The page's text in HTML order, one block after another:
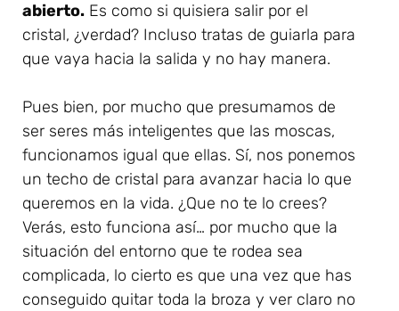
abierto. Es como si quisiera salir por el
cristal, ¿verdad? Incluso tratas de guiarla para
que vaya hacia la salida y no hay manera.
Pues bien, por mucho que presumamos de
ser seres más inteligentes que las moscas,
funcionamos igual que ellas. Sí, nos ponemos
un techo de cristal para avanzar hacia lo que
queremos en la vida. ¿Que no te lo crees?
Verás, esto funciona así… por mucho que la
situación del entorno que te rodea sea
complicada, lo cierto es que una vez que has
conseguido quitar toda la broza y ver claro no